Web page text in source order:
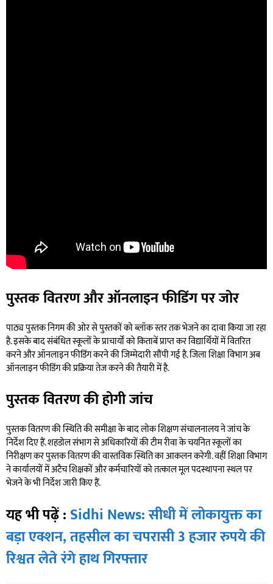
पुस्तक वितरण और ऑनलाइन फीडिंग पर जोर
पाठ्य पुस्तक निगम की ओर से पुस्तकों को ब्लॉक स्तर तक भेजने का दावा किया जा रहा
है. इसके बाद संबंधित स्कूलों के प्राचार्यों को किताबें प्राप्त कर विद्यार्थियों में वितरित
करने और ऑनलाइन फीडिंग करने की जिम्मेदारी सौंपी गई है. जिला शिक्षा विभाग अब
ऑनलाइन फीडिंग की प्रक्रिया तेज करने की तैयारी में है.
पुस्तक वितरण की होगी जांच
पुस्तक वितरण की स्थिति की समीक्षा के बाद लोक शिक्षण संचालनालय ने जांच के
निर्देश दिए हैं. शहडोल संभाग से अधिकारियों की टीम रीवा के चयनित स्कूलों का
निरीक्षण कर पुस्तक वितरण की वास्तविक स्थिति का आकलन करेगी. वहीं शिक्षा विभाग
ने कार्यालयों में अटैच शिक्षकों और कर्मचारियों को तत्काल मूल पदस्थापना स्थल पर
भेजने के भी निर्देश जारी किए हैं.
यह भी पढ़ें : Sidhi News: सीधी में लोकायुक्त का
बड़ा एक्शन, तहसील का चपरासी 3 हजार रुपये की
रिश्वत लेते रंगे हाथ गिरफ्तार